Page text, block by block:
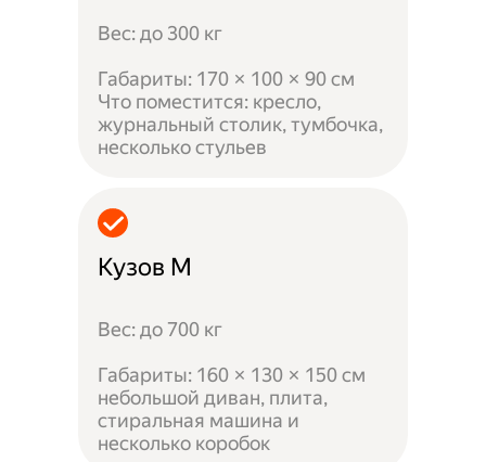
Вес: до 300 кг
Габариты: 170 × 100 × 90 см
Что поместится: кресло,
журнальный столик, тумбочка,
несколько стульев
Кузов M
Вес: до 700 кг
Габариты: 160 × 130 × 150 см
небольшой диван, плита,
стиральная машина и
несколько коробок